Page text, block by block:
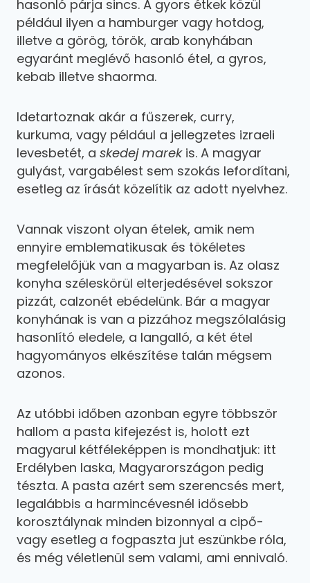
hasonló párja sincs. A gyors étkek közül
például ilyen a hamburger vagy hotdog,
illetve a görög, török, arab konyhában
egyaránt meglévő hasonló étel, a gyros,
kebab illetve shaorma.
Idetartoznak akár a fűszerek, curry,
kurkuma, vagy például a jellegzetes izraeli
levesbetét, a skedej marekis. A magyar
gulyást, vargabélest sem szokás lefordítani,
esetleg az írását közelítik az adott nyelvhez.
Vannak viszont olyan ételek, amik nem
ennyire emblematikusak és tökéletes
megfelelőjük van a magyarban is. Az olasz
konyha széleskörül elterjedésével sokszor
pizzát, calzonét ebédelünk. Bár a magyar
konyhának is van a pizzához megszólalásig
hasonlító eledele, a langalló, a két étel
hagyományos elkészítése talán mégsem
azonos.
Az utóbbi időben azonban egyre többször
hallom a pasta kifejezést is, holott ezt
magyarul kétféleképpen is mondhatjuk: itt
Erdélyben laska, Magyarországon pedig
tészta. A pasta azért sem szerencsés mert,
legalábbis a harmincévesnél idősebb
korosztálynak minden bizonnyal a cipő-
vagy esetleg a fogpaszta jut eszünkbe róla,
és még véletlenül sem valami, ami ennivaló.